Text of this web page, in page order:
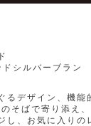
シルバーブラン
るデザイン、機能
そばで寄り添え
し、お気に入りの